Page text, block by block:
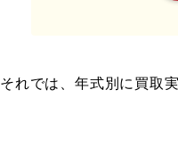
それでは、年式別に買取